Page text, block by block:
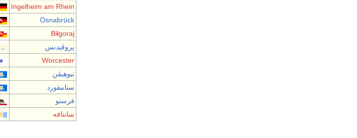
Ingelheim am Rhein
Osnabrück
Biłgoraj
پروڤيدنس
Worcester
نيوهيڤن
ستامفورد
فرسنو
سانتافه